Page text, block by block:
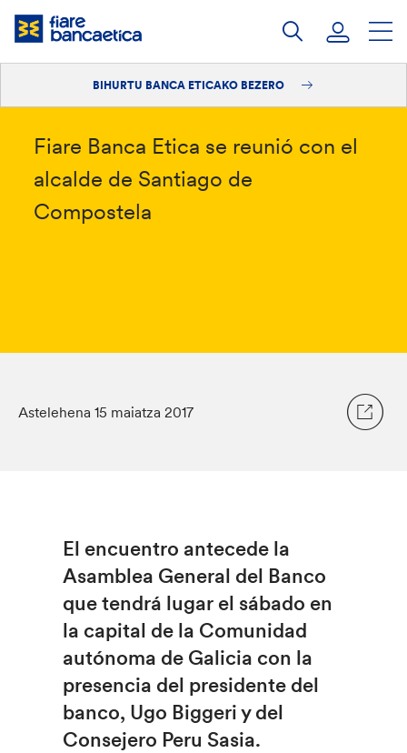
Pasatu
edukia
Bihurtu bezero
BIHURTU BANCA ETICAKO BEZERO
Fiare Banca Etica se reunió con el
alcalde de Santiago de
Compostela
Astelehena 15 maiatza 2017
El encuentro antecede la
Asamblea General del Banco
que tendrá lugar el sábado en
la capital de la Comunidad
autónoma de Galicia con la
presencia del presidente del
banco, Ugo Biggeri y del
Consejero Peru Sasia.